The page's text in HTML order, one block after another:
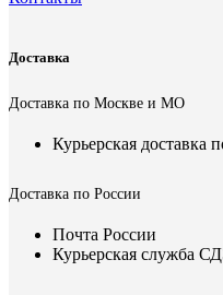
Доставка
Доставка по Москве и МО
Курьерская доставка
Доставка по России
Почта России
Курьерская служба